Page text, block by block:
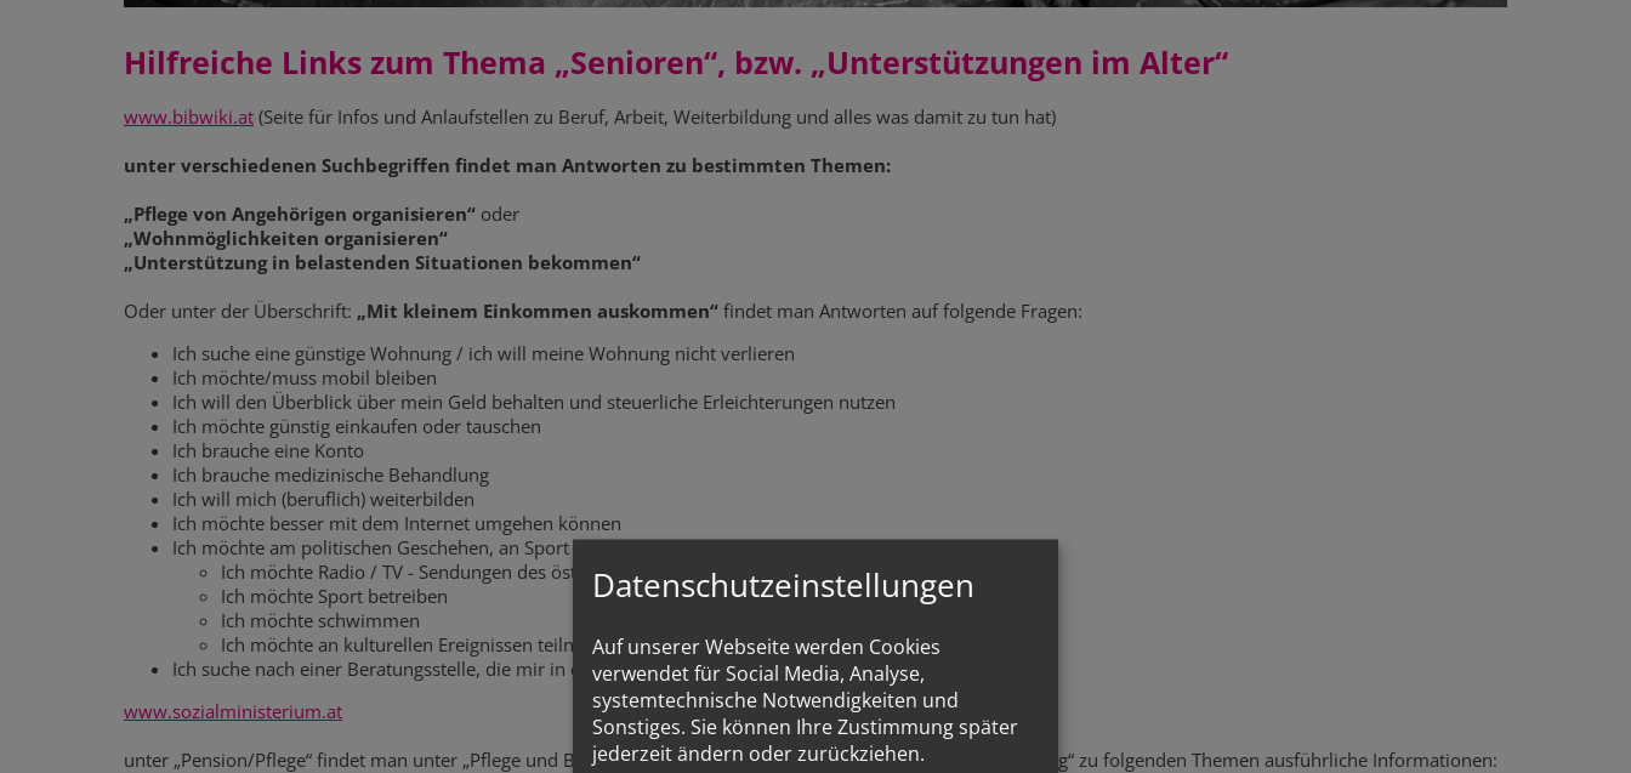
Hilfreiche Links zum Thema „Senioren“, bzw. „Unterstützungen im Alter“
www.bibwiki.at (Seite für Infos und Anlaufstellen zu Beruf, Arbeit, Weiterbildung und alles was damit zu tun hat)
unter verschiedenen Suchbegriffen findet man Antworten zu bestimmten Themen:
„Pflege von Angehörigen organisieren“ oder
„Wohnmöglichkeiten organisieren“
„Unterstützung in belastenden Situationen bekommen“
Oder unter der Überschrift: „Mit kleinem Einkommen auskommen“ findet man Antworten auf folgende Fragen:
Ich suche eine günstige Wohnung / ich will meine Wohnung nicht verlieren
Ich möchte/muss mobil bleiben
Ich will den Überblick über mein Geld behalten und steuerliche Erleichterungen nutzen
Ich möchte günstig einkaufen oder tauschen
Ich brauche eine Konto
Ich brauche medizinische Behandlung
Ich will mich (beruflich) weiterbilden
Ich möchte besser mit dem Internet umgehen können
Ich möchte am politischen Geschehen, an Sport und Kultur teilhaben
Ich möchte Radio / TV - Sendungen des österreichischen Rundfunks hören bzw. sehen können
Ich möchte Sport betreiben
Ich möchte schwimmen
Ich möchte an kulturellen Ereignissen teilnehmen
Ich suche nach einer Beratungsstelle, die mir in einer akuten Notlage hilft und Unterstützung bietet.
www.sozialministerium.at
unter „Pension/Pflege“ findet man unter „Pflege und Betreuung“ beim Thema „Hilfe und finanzielle Unterstützung“ zu folgenden Themen ausführliche Informationen:
Datenschutzeinstellungen
Auf unserer Webseite werden Cookies
verwendet für Social Media, Analyse,
systemtechnische Notwendigkeiten und
Sonstiges. Sie können Ihre Zustimmung später
jederzeit ändern oder zurückziehen.